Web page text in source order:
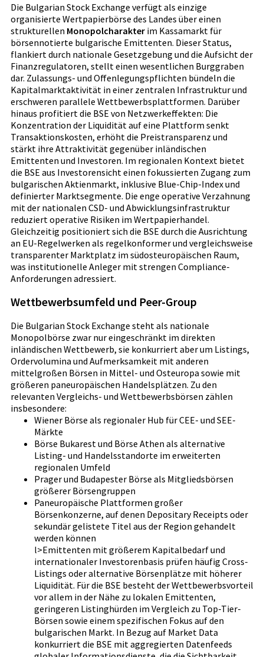
Die Bulgarian Stock Exchange verfügt als einzige
organisierte Wertpapierbörse des Landes über einen
strukturellen Monopolcharakter im Kassamarkt für
börsennotierte bulgarische Emittenten. Dieser Status,
flankiert durch nationale Gesetzgebung und die Aufsicht der
Finanzregulatoren, stellt einen wesentlichen Burggraben
dar. Zulassungs- und Offenlegungspflichten bündeln die
Kapitalmarktaktivität in einer zentralen Infrastruktur und
erschweren parallele Wettbewerbsplattformen. Darüber
hinaus profitiert die BSE von Netzwerkeffekten: Die
Konzentration der Liquidität auf eine Plattform senkt
Transaktionskosten, erhöht die Preistransparenz und
stärkt ihre Attraktivität gegenüber inländischen
Emittenten und Investoren. Im regionalen Kontext bietet
die BSE aus Investorensicht einen fokussierten Zugang zum
bulgarischen Aktienmarkt, inklusive Blue-Chip-Index und
definierter Marktsegmente. Die enge operative Verzahnung
mit der nationalen CSD- und Abwicklungsinfrastruktur
reduziert operative Risiken im Wertpapierhandel.
Gleichzeitig positioniert sich die BSE durch die Ausrichtung
an EU-Regelwerken als regelkonformer und vergleichsweise
transparenter Marktplatz im südosteuropäischen Raum,
was institutionelle Anleger mit strengen Compliance-
Anforderungen adressiert.
Wettbewerbsumfeld und Peer-Group
Die Bulgarian Stock Exchange steht als nationale
Monopolbörse zwar nur eingeschränkt im direkten
inländischen Wettbewerb, sie konkurriert aber um Listings,
Ordervolumina und Aufmerksamkeit mit anderen
mittelgroßen Börsen in Mittel- und Osteuropa sowie mit
größeren paneuropäischen Handelsplätzen. Zu den
relevanten Vergleichs- und Wettbewerbsbörsen zählen
insbesondere:
Wiener Börse als regionaler Hub für CEE- und SEE-
Märkte
Börse Bukarest und Börse Athen als alternative
Listing- und Handelsstandorte im erweiterten
regionalen Umfeld
Prager und Budapester Börse als Mitgliedsbörsen
größerer Börsengruppen
Paneuropäische Plattformen großer
Börsenkonzerne, auf denen Depositary Receipts oder
sekundär gelistete Titel aus der Region gehandelt
werden können
l>Emittenten mit größerem Kapitalbedarf und
internationaler Investorenbasis prüfen häufig Cross-
Listings oder alternative Börsenplätze mit höherer
Liquidität. Für die BSE besteht der Wettbewerbsvorteil
vor allem in der Nähe zu lokalen Emittenten,
geringeren Listinghürden im Vergleich zu Top-Tier-
Börsen sowie einem spezifischen Fokus auf den
bulgarischen Markt. In Bezug auf Market Data
konkurriert die BSE mit aggregierten Datenfeeds